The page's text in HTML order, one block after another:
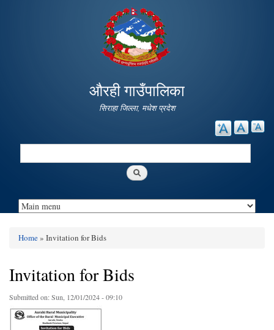
main
content
औरही गाउँपालिका
सिराहा जिल्ला, मधेश प्रदेश
Search
Home» Invitation for Bids
Invitation for Bids
Submitted on:Sun, 12/01/2024 - 09:10